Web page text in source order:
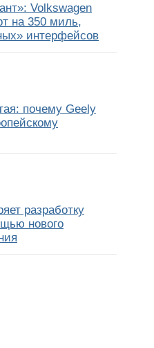
Volkswagen
на 350 миль,
интерфейсов
почему Geely
разработку
нового